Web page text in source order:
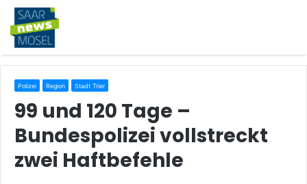
Polizei Region Stadt Trier
99 und 120 Tage –
Bundespolizei vollstreckt
zwei Haftbefehle